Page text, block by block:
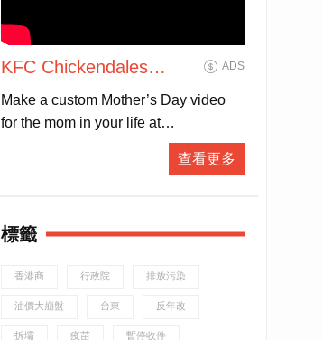
KFC Chickendales
Mother’s Day
ADS
Make a custom Mother’s Day video
for the mom in your life at
CHICKENDALES.COM. Then head
on over to KFC and let the Colonel do
start
查看更多
標籤
香港商 行政院 排放污染
油價大崩盤 台東 反年改
拆壩 疫苗 暫停收件